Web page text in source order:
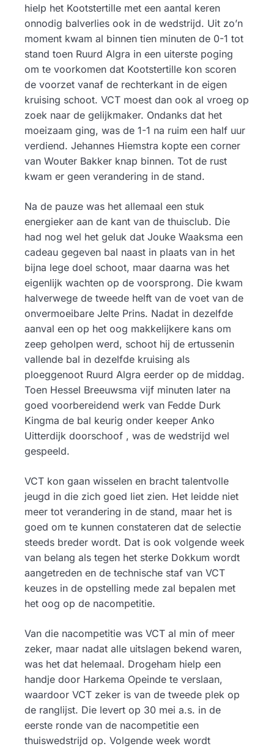
hielp het Kootstertille met een aantal keren
onnodig balverlies ook in de wedstrijd. Uit zo’n
moment kwam al binnen tien minuten de 0-1 tot
stand toen Ruurd Algra in een uiterste poging
om te voorkomen dat Kootstertille kon scoren
de voorzet vanaf de rechterkant in de eigen
kruising schoot. VCT moest dan ook al vroeg op
zoek naar de gelijkmaker. Ondanks dat het
moeizaam ging, was de 1-1 na ruim een half uur
verdiend. Jehannes Hiemstra kopte een corner
van Wouter Bakker knap binnen. Tot de rust
kwam er geen verandering in de stand.
Na de pauze was het allemaal een stuk
energieker aan de kant van de thuisclub. Die
had nog wel het geluk dat Jouke Waaksma een
cadeau gegeven bal naast in plaats van in het
bijna lege doel schoot, maar daarna was het
eigenlijk wachten op de voorsprong. Die kwam
halverwege de tweede helft van de voet van de
onvermoeibare Jelte Prins. Nadat in dezelfde
aanval een op het oog makkelijkere kans om
zeep geholpen werd, schoot hij de ertussenin
vallende bal in dezelfde kruising als
ploeggenoot Ruurd Algra eerder op de middag.
Toen Hessel Breeuwsma vijf minuten later na
goed voorbereidend werk van Fedde Durk
Kingma de bal keurig onder keeper Anko
Uitterdijk doorschoof , was de wedstrijd wel
gespeeld.
VCT kon gaan wisselen en bracht talentvolle
jeugd in die zich goed liet zien. Het leidde niet
meer tot verandering in de stand, maar het is
goed om te kunnen constateren dat de selectie
steeds breder wordt. Dat is ook volgende week
van belang als tegen het sterke Dokkum wordt
aangetreden en de technische staf van VCT
keuzes in de opstelling mede zal bepalen met
het oog op de nacompetitie.
Van die nacompetitie was VCT al min of meer
zeker, maar nadat alle uitslagen bekend waren,
was het dat helemaal. Drogeham hielp een
handje door Harkema Opeinde te verslaan,
waardoor VCT zeker is van de tweede plek op
de ranglijst. Die levert op 30 mei a.s. in de
eerste ronde van de nacompetitie een
thuiswedstrijd op. Volgende week wordt